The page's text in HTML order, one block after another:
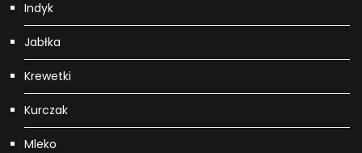
Indyk
Jabłka
Krewetki
Kurczak
Mleko